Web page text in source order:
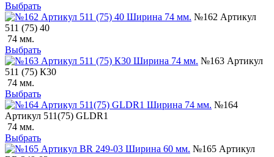
Выбрать
№162 Артикул
511 (75) 40
74 мм.
Выбрать
№163 Артикул
511 (75) К30
74 мм.
Выбрать
№164
Артикул 511(75) GLDR1
74 мм.
Выбрать
№165 Артикул